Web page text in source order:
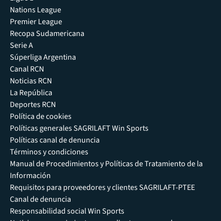
Nations League
Premier League
Recopa Sudamericana
Serie A
Súperliga Argentina
Canal RCN
Noticias RCN
La República
Deportes RCN
Política de cookies
Políticas generales SAGRILAFT Win Sports
Políticas canal de denuncia
Términos y condiciones
Manual de Procedimientos y Políticas de Tratamiento de la
Información
Requisitos para proveedores y clientes SAGRILAFT-PTEE
Canal de denuncia
Responsabilidad social Win Sports